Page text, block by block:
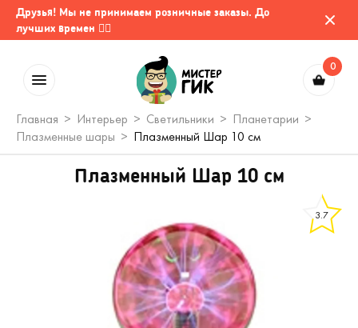
Друзья! Мы не принимаем розничные заказы. До
лучших времен 🤷‍♂️
0
Главная Интерьер Светильники
Планетарии
Плазменные шары
Плазменный Шар 10 см
Плазменный Шар 10 см
3.7